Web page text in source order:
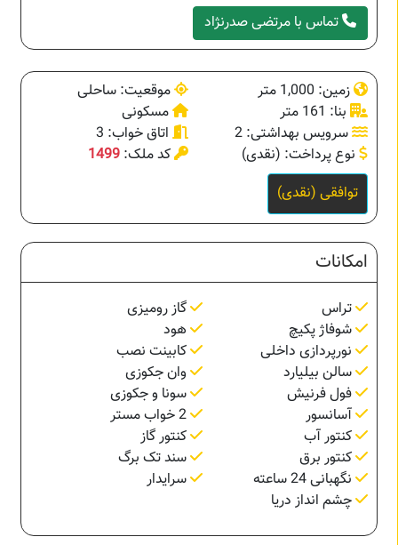
تماس با مرتضی صدرنژاد
زمین: 1,000 متر
موقعیت: ساحلی
بنا: 161 متر
مسکونی
سرویس بهداشتی: 2
اتاق خواب: 3
نوع پرداخت: (نقدی)
کد ملک: 1499
توافقی (نقدی)
امکانات
تراس
گاز رومیزی
شوفاژ پکیچ
هود
نورپردازی داخلی
کابینت نصب
سالن بیلیارد
وان جکوزی
فول فرنیش
سونا و جکوزی
آسانسور
2 خواب مستر
کنتور آب
کنتور گاز
کنتور برق
سند تک برگ
نگهبانی 24 ساعته
سرایدار
چشم انداز دریا